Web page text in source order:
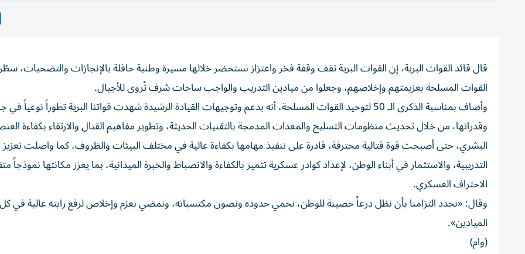
قال قائد القوات البرية، إن القوات البرية تقف وقفة فخر واعتزاز نستحضر خلالها مسيرة وطنية حافلة بالإنجازات والتضحيات،
القوات المسلحة بعزيمتهم وإخلاصهم، وجعلوا من ميادين التدريب والواجب ساحات شرف تُروى للأجيال.
وأضاف بمناسبة الذكرى الـ 50 لتوحيد القوات المسلحة، أنه بدعم وتوجيهات القيادة الرشيدة شهدت قواتنا البرية تطوراً نوعياً
وقدراتها، من خلال تحديث منظومات التسليح والمعدات المدمجة بالتقنيات الحديثة، وتطوير مفاهيم القتال والارتقاء بكفاءة
البشري، حتى أصبحت قوة قتالية محترفة، قادرة على تنفيذ مهامها بكفاءة عالية في مختلف البيئات والظروف، كما واصلت
التدريبية، والاستثمار في أبناء الوطن، لإعداد كوادر عسكرية تتميز بالكفاءة والانضباط والخبرة الميدانية، بما يعزز مكانتها نموذجاً
الاحتراف العسكري.
وقال: «نجدد التزامنا بأن نظل درعاً حصينة للوطن، نحمي حدوده ونصون مكتسباته، ونمضي بعزم وإخلاص لرفع رايته عالية في كل
الميادين».
(وام)